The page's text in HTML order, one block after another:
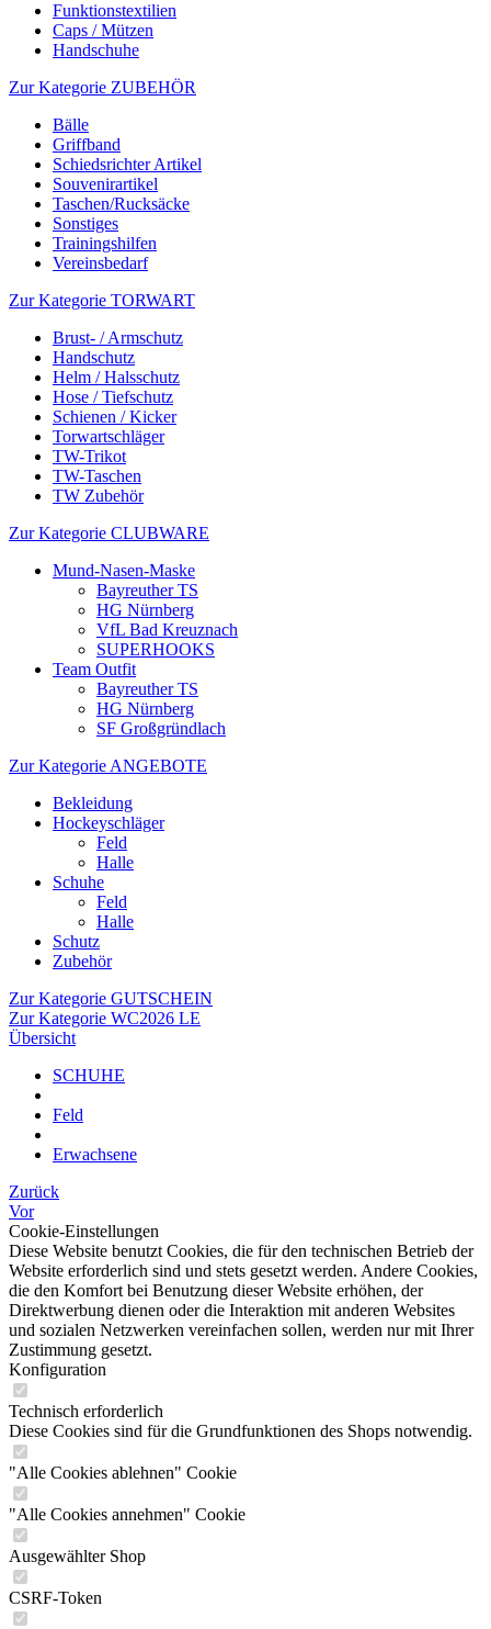
Funktionstextilien
Caps / Mützen
Handschuhe
Zur Kategorie ZUBEHÖR
Bälle
Griffband
Schiedsrichter Artikel
Souvenirartikel
Taschen/Rucksäcke
Sonstiges
Trainingshilfen
Vereinsbedarf
Zur Kategorie TORWART
Brust- / Armschutz
Handschutz
Helm / Halsschutz
Hose / Tiefschutz
Schienen / Kicker
Torwartschläger
TW-Trikot
TW-Taschen
TW Zubehör
Zur Kategorie CLUBWARE
Mund-Nasen-Maske
Bayreuther TS
HG Nürnberg
VfL Bad Kreuznach
SUPERHOOKS
Team Outfit
Bayreuther TS
HG Nürnberg
SF Großgründlach
Zur Kategorie ANGEBOTE
Bekleidung
Hockeyschläger
Feld
Halle
Schuhe
Feld
Halle
Schutz
Zubehör
Zur Kategorie GUTSCHEIN
Zur Kategorie WC2026 LE
Übersicht
SCHUHE
Feld
Erwachsene
Zurück
Vor
Cookie-Einstellungen
Diese Website benutzt Cookies, die für den technischen Betrieb der
Website erforderlich sind und stets gesetzt werden. Andere Cookies,
die den Komfort bei Benutzung dieser Website erhöhen, der
Direktwerbung dienen oder die Interaktion mit anderen Websites
und sozialen Netzwerken vereinfachen sollen, werden nur mit Ihrer
Zustimmung gesetzt.
Konfiguration
Technisch erforderlich
Diese Cookies sind für die Grundfunktionen des Shops notwendig.
"Alle Cookies ablehnen" Cookie
"Alle Cookies annehmen" Cookie
Ausgewählter Shop
CSRF-Token